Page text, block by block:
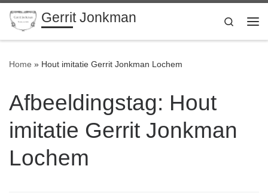
Ga naar inhoud
Gerrit Jonkman
Search
Home » Hout imitatie Gerrit Jonkman Lochem
Afbeeldingstag: Hout
imitatie Gerrit Jonkman
Lochem